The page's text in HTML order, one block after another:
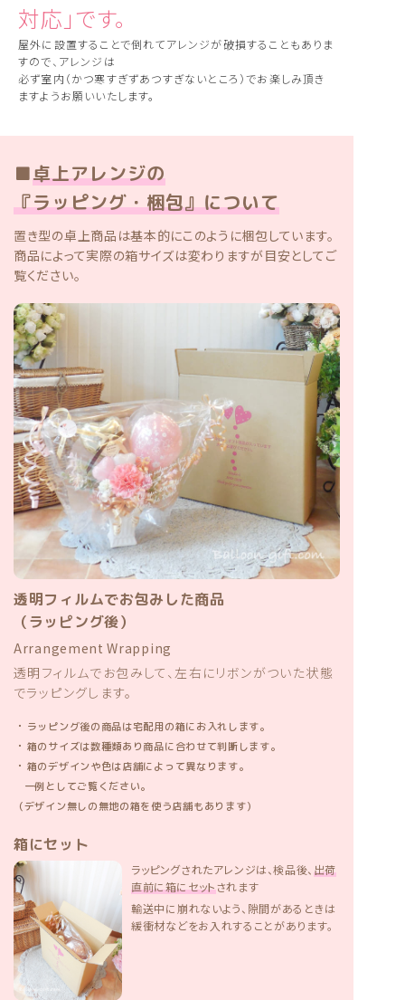
対応」です。
屋外に設置することで倒れてアレンジが破損することもありま
すので、アレンジは
必ず室内（かつ寒すぎずあつすぎないところ）でお楽しみ頂き
ますようお願いいたします。
■卓上アレンジの
『ラッピング・梱包』について
置き型の卓上商品は基本的にこのように梱包しています。
商品によって実際の箱サイズは変わりますが目安としてご
覧ください。
透明フィルムでお包みした商品
（ラッピング後）
Arrangement Wrapping
透明フィルムでお包みして、左右にリボンがついた状態
でラッピングします。
・ ラッピング後の商品は宅配用の箱にお入れします。
・ 箱のサイズは数種類あり商品に合わせて判断します。
・ 箱のデザインや色は店舗によって異なります。
一例としてご覧ください。
（デザイン無しの無地の箱を使う店舗もあります）
箱にセット
ラッピングされたアレンジは、検品後、 出荷
直前に箱にセットされます
輸送中に崩れないよう、隙間があるときは
緩衝材などをお入れすることがあります。